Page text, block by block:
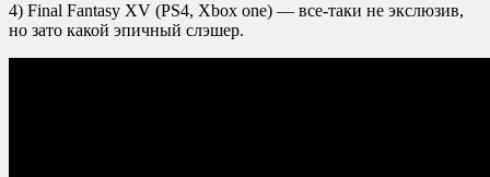
4) Final Fantasy XV (PS4, Xbox one) — все-таки не экслюзив,
но зато какой эпичный слэшер.